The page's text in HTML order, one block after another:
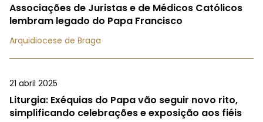
Associações de Juristas e de Médicos Católicos
lembram legado do Papa Francisco
Arquidiocese de Braga
21 abril 2025
Liturgia: Exéquias do Papa vão seguir novo rito,
simplificando celebrações e exposição aos fiéis